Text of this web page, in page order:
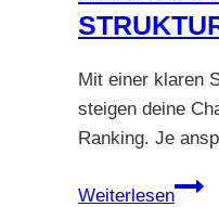
Mit einer klaren
steigen deine
Ranking. Je
Weiterlesen
Wie